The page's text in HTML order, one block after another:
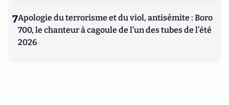
7Apologie du terrorisme et du viol, antisémite : Boro
700, le chanteur à cagoule de l’un des tubes de l’été
2026